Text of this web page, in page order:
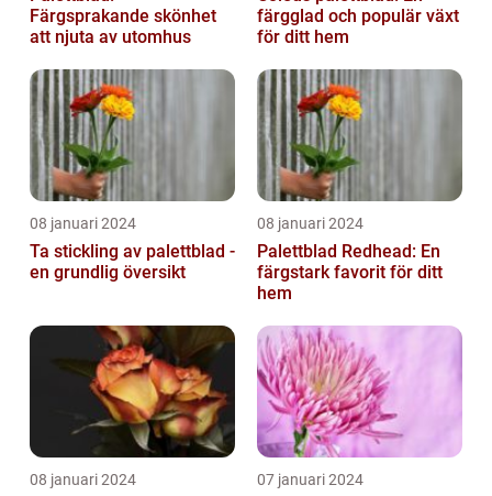
Färgsprakande skönhet
att njuta av utomhus
färgglad och populär växt
för ditt hem
08 januari 2024
Ta stickling av palettblad -
en grundlig översikt
08 januari 2024
Palettblad Redhead: En
färgstark favorit för ditt
hem
08 januari 2024 07 januari 2024